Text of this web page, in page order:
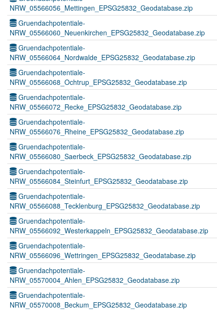
NRW_05566056_Mettingen_EPSG25832_Geodatabase.zip
Gruendachpotentiale-
NRW_05566060_Neuenkirchen_EPSG25832_Geodatabase.zip
Gruendachpotentiale-
NRW_05566064_Nordwalde_EPSG25832_Geodatabase.zip
Gruendachpotentiale-
NRW_05566068_Ochtrup_EPSG25832_Geodatabase.zip
Gruendachpotentiale-
NRW_05566072_Recke_EPSG25832_Geodatabase.zip
Gruendachpotentiale-
NRW_05566076_Rheine_EPSG25832_Geodatabase.zip
Gruendachpotentiale-
NRW_05566080_Saerbeck_EPSG25832_Geodatabase.zip
Gruendachpotentiale-
NRW_05566084_Steinfurt_EPSG25832_Geodatabase.zip
Gruendachpotentiale-
NRW_05566088_Tecklenburg_EPSG25832_Geodatabase.zip
Gruendachpotentiale-
NRW_05566092_Westerkappeln_EPSG25832_Geodatabase.zip
Gruendachpotentiale-
NRW_05566096_Wettringen_EPSG25832_Geodatabase.zip
Gruendachpotentiale-
NRW_05570004_Ahlen_EPSG25832_Geodatabase.zip
Gruendachpotentiale-
NRW_05570008_Beckum_EPSG25832_Geodatabase.zip